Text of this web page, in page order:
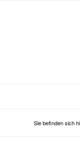
Sie befinden sich